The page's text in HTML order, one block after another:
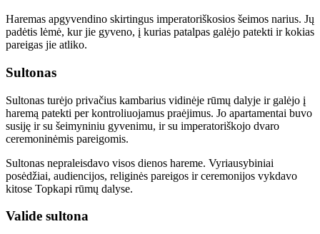
Haremas apgyvendino skirtingus imperatoriškosios šeimos narius. Jų
padėtis lėmė, kur jie gyveno, į kurias patalpas galėjo patekti ir kokias
pareigas jie atliko.
Sultonas
Sultonas turėjo privačius kambarius vidinėje rūmų dalyje ir galėjo į
haremą patekti per kontroliuojamus praėjimus. Jo apartamentai buvo
susiję ir su šeimyniniu gyvenimu, ir su imperatoriškojo dvaro
ceremoninėmis pareigomis.
Sultonas nepraleisdavo visos dienos hareme. Vyriausybiniai
posėdžiai, audiencijos, religinės pareigos ir ceremonijos vykdavo
kitose Topkapi rūmų dalyse.
Valide sultona